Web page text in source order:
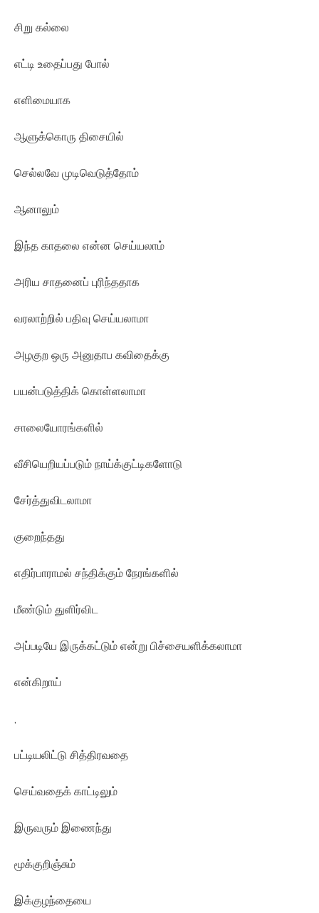
சிறு கல்லை
எட்டி உதைப்பது போல்
எளிமையாக
ஆளுக்கொரு திசையில்
செல்லவே முடிவெடுத்தோம்
ஆனாலும்
இந்த காதலை என்ன செய்யலாம்
அரிய சாதனைப் புரிந்ததாக
வரலாற்றில் பதிவு செய்யலாமா
அழகுற ஒரு அனுதாப கவிதைக்கு
பயன்படுத்திக் கொள்ளலாமா
சாலையோரங்களில்
வீசியெறியப்படும் நாய்க்குட்டிகளோடு
சேர்த்துவிடலாமா
குறைந்தது
எதிர்பாராமல் சந்திக்கும் நேரங்களில்
மீண்டும் துளிர்விட
அப்படியே இருக்கட்டும் என்று பிச்சையளிக்கலாமா
என்கிறாய்
,
பட்டியலிட்டு சித்திரவதை
செய்வதைக் காட்டிலும்
இருவரும் இணைந்து
மூக்குறிஞ்சும்
இக்குழந்தையை